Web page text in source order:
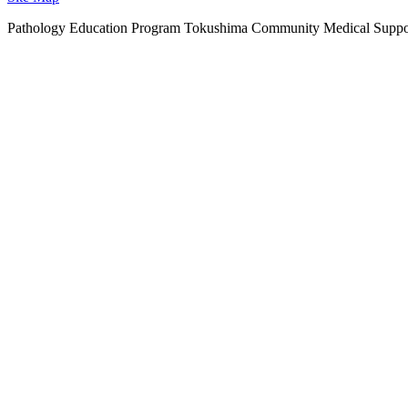
Pathology Education Program Tokushima Community Medical